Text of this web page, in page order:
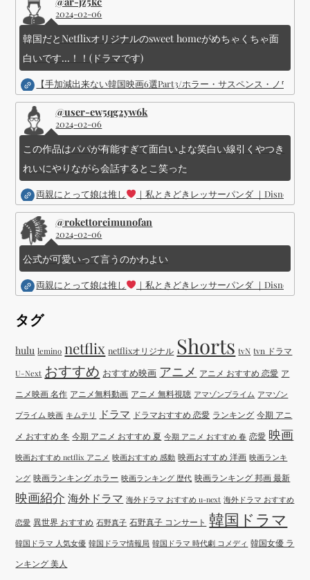
2024-02-06
韓国だとNetflixオリジナルのsweet homeがめちゃくちゃ面
白いです...！！(ドラマです)
【手加減出来ない韓国映画6選Part3/ホラー・サスペンス・ノワー
@user-ew5qg2yw6k
2024-02-06
この作品はパパが有能すぎて面白いよな笑白い線引くやつき
れいにやりながら会話するとこ笑った
両親にとって娘は推し ｜私ときどきレッサーパンダ ｜Disney (
@rokettoreimunofan
2024-02-06
公式が可愛いって言うのかわよい
両親にとって娘は推し ｜私ときどきレッサーパンダ ｜Disney (
タグ
hulu lemino netflix netflixオリジナル Shorts tvN tvn ドラマ
U-Next おすすめ おすすめ映画 アニメ アニメ おすすめ 恋愛 ア
ニメ映画 名作 アニメ無料動画 アニメ 無料視聴 アマゾンプライム アマゾン
プライム 映画 キムテリ ドラマ ドラマおすすめ 恋愛 ランキング 今期 アニ
メ おすすめ 冬 今期 アニメ おすすめ 夏 今期 アニメ おすすめ 春 恋愛 映画
映画おすすめ netflix アニメ 映画おすすめ 感動 映画おすすめ 洋画 映画ランキ
ング 映画ランキング ホラー 映画ランキング 歴代 映画ランキング 邦画 最新
映画紹介 海外ドラマ 海外ドラマ おすすめ u-next 海外ドラマ おすすめ
恋愛 異世界 おすすめ 石野真子 石野真子 コンサート 韓国ドラマ
韓国ドラマ 人気女優 韓国ドラマ情報局 韓国ドラマ 時代劇 コメディ 韓国女優 ラ
ンキング 美人